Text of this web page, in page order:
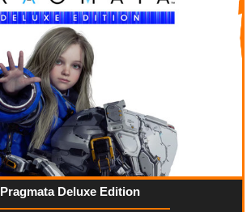
Pragmata Deluxe Edition